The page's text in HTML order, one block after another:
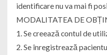
identificare nu va mai fi
MODALITATEA DE
1. Se creează contul de
2. Se înregistrează